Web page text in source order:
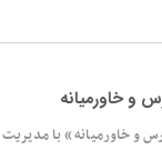
و خاورمیانه
و خاورمیانه» با